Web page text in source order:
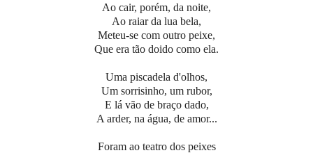
Ao cair, porém, da noite,
Ao raiar da lua bela,
Meteu-se com outro peixe,
Que era tão doido como ela.
Uma piscadela d'olhos,
Um sorrisinho, um rubor,
E lá vão de braço dado,
A arder, na água, de amor...
Foram ao teatro dos peixes